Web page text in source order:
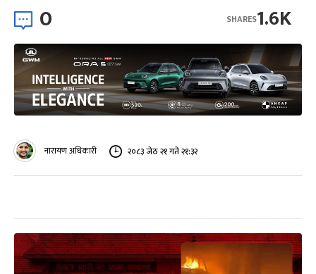
0 1.6K
SHARES
नारायण अधिकारी २०८३ जेठ २१ गते २१:३२